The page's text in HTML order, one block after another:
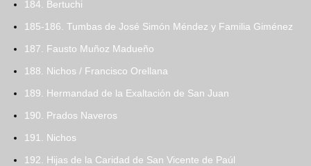
184. Bertuchi
185-186. Tumbas de José Simón Méndez y Familia Giménez
187. Fausto Muñoz Madueño
188. Nichos / Francisco Orellana
189. Hermandad de la Exaltación de San Juan
190. Prados Naveros
191. Nichos
192. Hijas de la Caridad de San Vicente de Paúl